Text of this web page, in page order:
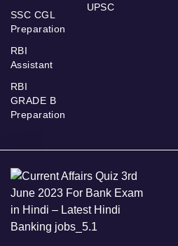
SSC CGL
Preparation
RBI
Assistant
RBI
GRADE B
Preparation
UPSC